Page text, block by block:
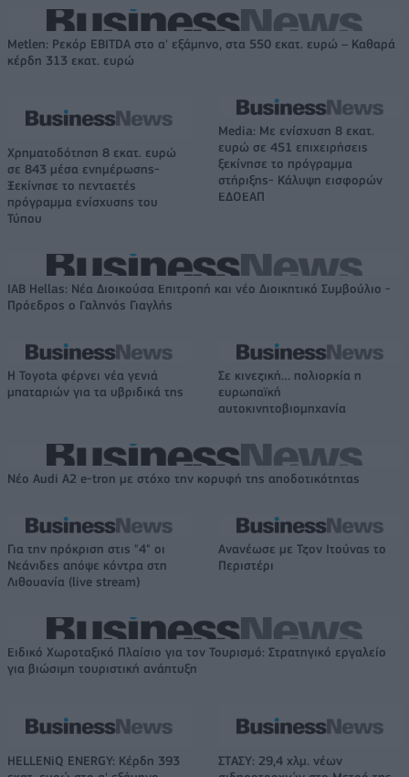
Metlen: Ρεκόρ EBITDA στο α' εξάμηνο, στα 550 εκατ. ευρώ – Καθαρά
κέρδη 313 εκατ. ευρώ
Χρηματοδότηση 8 εκατ. ευρώ
σε 843 μέσα ενημέρωσης-
Ξεκίνησε το πενταετές
πρόγραμμα ενίσχυσης του
Τύπου
Media: Με ενίσχυση 8 εκατ.
ευρώ σε 451 επιχειρήσεις
ξεκίνησε το πρόγραμμα
στήριξης- Κάλυψη εισφορών
ΕΔΟΕΑΠ
IAB Hellas: Νέα Διοικούσα Επιτροπή και νέο Διοικητικό Συμβούλιο -
Πρόεδρος ο Γαληνός Γιαγλής
Η Toyota φέρνει νέα γενιά
μπαταριών για τα υβριδικά της
Σε κινεζική… πολιορκία η
ευρωπαϊκή
αυτοκινητοβιομηχανία
Νέο Audi A2 e-tron με στόχο την κορυφή της αποδοτικότητας
Για την πρόκριση στις "4" οι
Νεάνιδες απόψε κόντρα στη
Λιθουανία (live stream)
Ανανέωσε με Τζον Ιτούνας το
Περιστέρι
Ειδικό Χωροταξικό Πλαίσιο για τον Τουρισμό: Στρατηγικό εργαλείο
για βιώσιμη τουριστική ανάπτυξη
HELLENiQ ENERGY: Κέρδη 393
ΣΤΑΣΥ: 29,4 χλμ. νέων